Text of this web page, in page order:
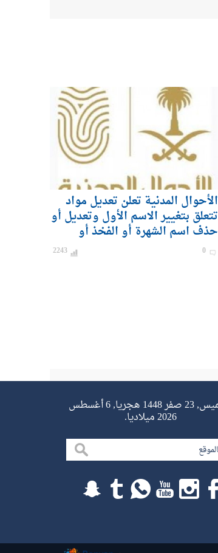
الأحوال المدنية تعلن تعديل مواد
تتعلق بتغيير الاسم الأول وتعديل أو
حذف اسم الشهرة أو الفخذ أو
القبيلة
0
2243
الخميس, 23 صفر 1448 هجريا, 6 أغسطس
2026 ميلاديا.